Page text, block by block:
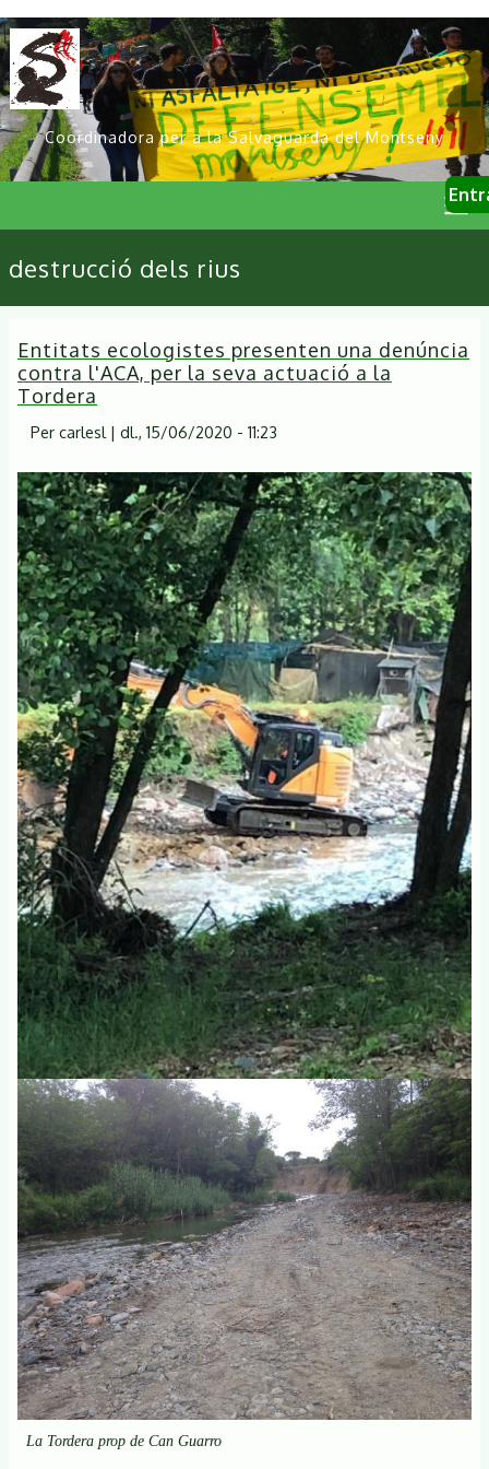
Vés
al
contingut
Coordinadora per a la Salvaguarda del Montseny
User
Primary
links
destrucció dels rius
Entitats ecologistes presenten una denúncia
contra l'ACA, per la seva actuació a la
Tordera
Per carlesl | dl., 15/06/2020 - 11:23
La Tordera prop de Can Guarro